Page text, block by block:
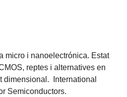
micro i nanoelectrónica. Estat
reptes i alternatives en
dimensional. International
Semiconductors.